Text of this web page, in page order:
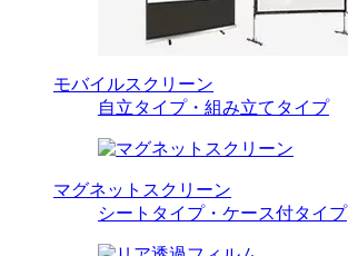
モバイルスクリーン
自立タイプ・組み立てタイプ
マグネットスクリーン
シートタイプ・ケース付タイプ